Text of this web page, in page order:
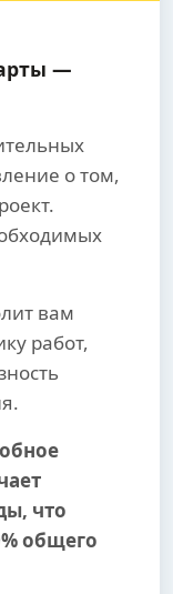
—
о том,
вам
работ,
что
общего